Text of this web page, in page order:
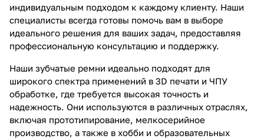
индивидуальным подходом к каждому клиенту. Наши
специалисты всегда готовы помочь вам в выборе
идеального решения для ваших задач, предоставляя
профессиональную консультацию и поддержку.
Наши зубчатые ремни идеально подходят для
широкого спектра применений в 3D печати и ЧПУ
обработке, где требуется высокая точность и
надежность. Они используются в различных отраслях,
включая прототипирование, мелкосерийное
производство, а также в хобби и образовательных